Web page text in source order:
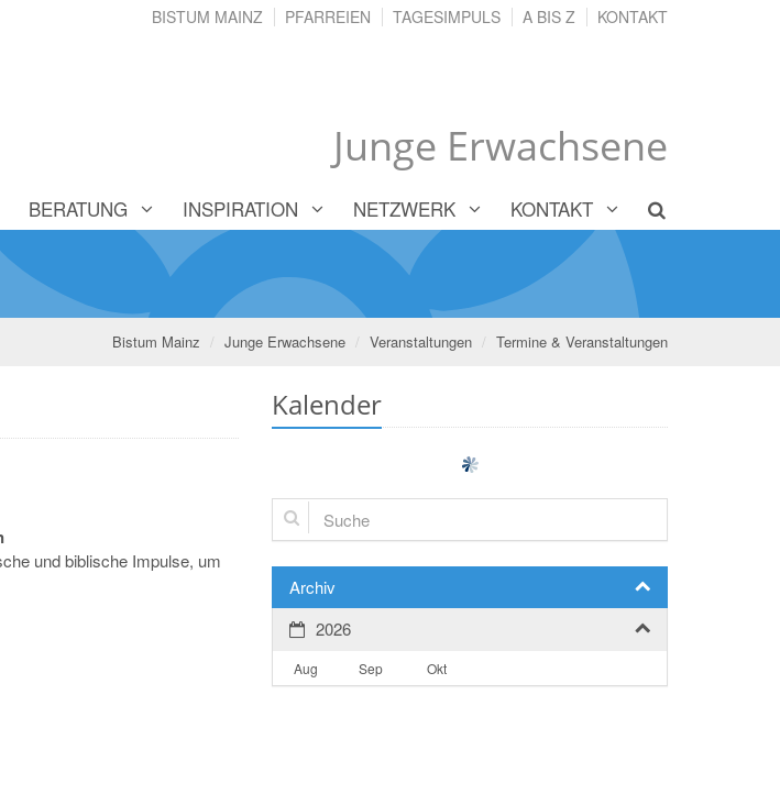
Junge Erwachsene
BISTUM MAINZ PFARREIEN TAGESIMPULS A BIS Z KONTAKT
BERATUNG INSPIRATION NETZWERK KONTAKT
Bistum Mainz Junge Erwachsene Veranstaltungen Termine & Veranstaltungen
und biblische Impulse, um
Kalender
Suche
Archiv
2026
Aug Sep Okt